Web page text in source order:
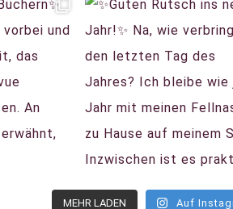
MEHR LADEN Auf